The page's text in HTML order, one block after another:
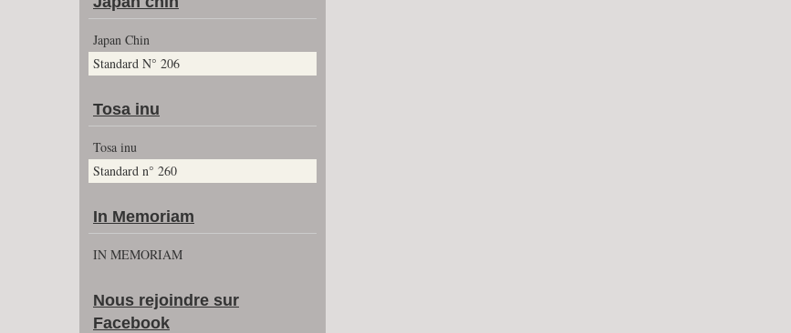
Japan Chin
Standard N° 206
Tosa inu
Tosa inu
Standard n° 260
In Memoriam
IN MEMORIAM
Nous rejoindre sur
Facebook